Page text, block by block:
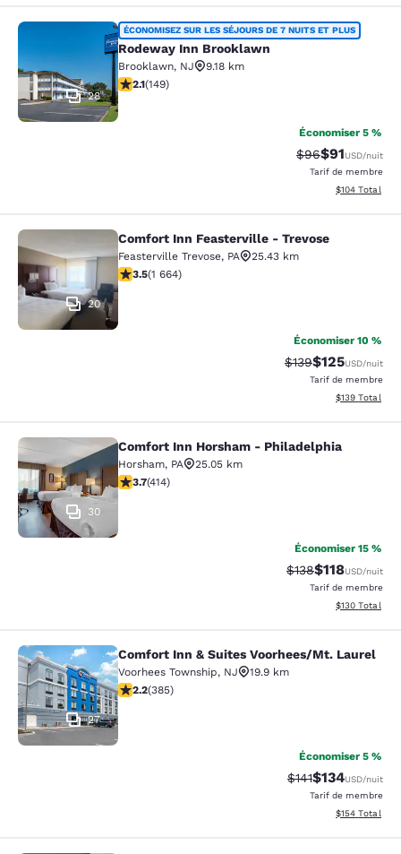
Rodeway Inn Brooklawn
28
ÉCONOMISEZ SUR LES SÉJOURS DE 7 NUITS ET PLUS
Rodeway Inn Brooklawn
Brooklawn, NJ
9.18 km
2.07 étoiles. Moyen. 149 commentaires
2.1(149)
Économiser 5 %
Tarif barré :
$96Tarif réduit :
$91USD/nuit
Tarif de membre
Afficher les
$104 Total
Comfort Inn Feasterville - Trevose
20
Comfort Inn Feasterville - Trevose
Feasterville Trevose, PA
25.43 km
3.46 étoiles. Bien. 1664 commentaires
3.5(1 664)
Économiser 10 %
Tarif barré :
$139Tarif réduit :
$125USD/nuit
Tarif de membre
Afficher les
$139 Total
Comfort Inn Horsham -
30
Comfort Inn Horsham - Philadelphia
Horsham, PA
25.05 km
3.66 étoiles. Bien. 414 commentaires
3.7(414)
Économiser 15 %
Tarif barré :
$138Tarif réduit :
$118USD/nuit
Tarif de membre
Afficher les
$130 Total
Comfort Inn & Suites Voorhees/Mt.
27
Comfort Inn & Suites Voorhees/Mt. Laurel
Voorhees Township, NJ
19.9 km
2.23 étoiles. Moyen. 385 commentaires
2.2(385)
Économiser 5 %
Tarif barré :
$141Tarif réduit :
$134USD/nuit
Tarif de membre
Afficher les
$154 Total